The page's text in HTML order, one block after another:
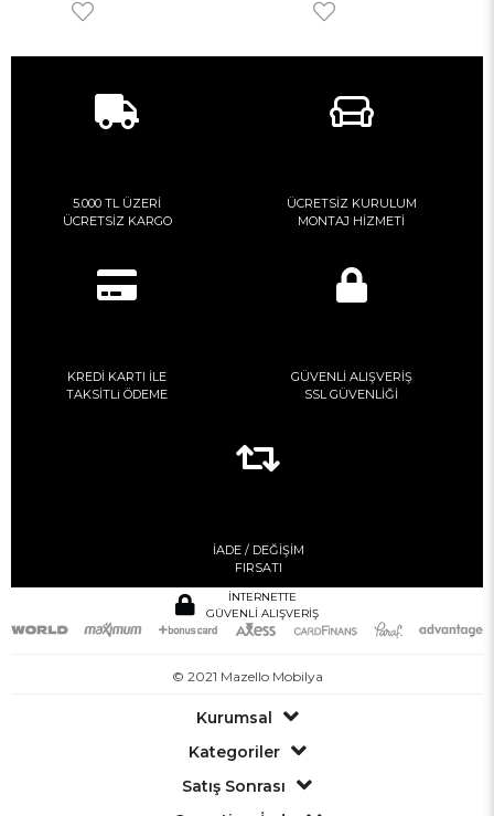
5.000 TL ÜZERİ
ÜCRETSİZ KARGO
ÜCRETSİZ KURULUM
MONTAJ HİZMETİ
KREDİ KARTI İLE
TAKSİTLi ÖDEME
GÜVENLİ ALIŞVERİŞ
SSL GÜVENLİĞİ
İADE / DEĞİŞİM
FIRSATI
İNTERNETTE
GÜVENLİ ALIŞVERİŞ
© 2021 Mazello Mobilya
Kurumsal
Kategoriler
Satış Sonrası